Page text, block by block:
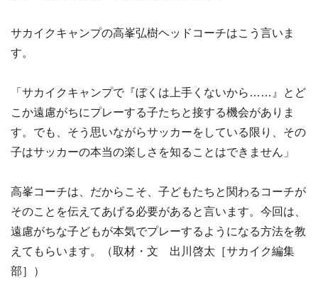
サカイクキャンプの高峯弘樹ヘッドコーチはこう言いま
す。
「サカイクキャンプで『ぼくは上手くないから……』とど
こか遠慮がちにプレーする子たちと接する機会がありま
す。でも、そう思いながらサッカーをしている限り、その
子はサッカーの本当の楽しさを知ることはできません」
高峯コーチは、だからこそ、子どもたちと関わるコーチが
そのことを伝えてあげる必要があると言います。今回は、
遠慮がちな子どもが本気でプレーするようになる方法を教
えてもらいます。（取材・文 出川啓太［サカイク編集
部］）